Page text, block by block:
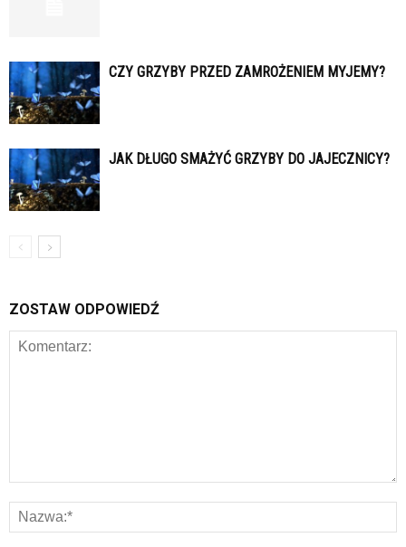
CZY GRZYBY PRZED ZAMROŻENIEM MYJEMY?
JAK DŁUGO SMAŻYĆ GRZYBY DO JAJECZNICY?
ZOSTAW ODPOWIEDŹ